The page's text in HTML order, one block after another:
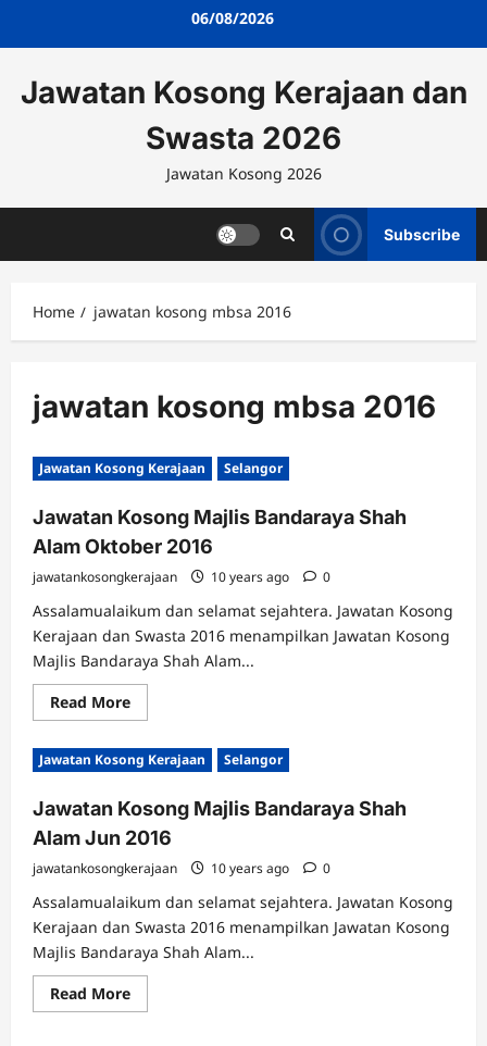
06/08/2026
Jawatan Kosong Kerajaan dan
Swasta 2026
Jawatan Kosong 2026
Subscribe
Home jawatan kosong mbsa 2016
jawatan kosong mbsa 2016
Jawatan Kosong Kerajaan Selangor
Jawatan Kosong Majlis Bandaraya Shah
Alam Oktober 2016
jawatankosongkerajaan 10 years ago 0
Assalamualaikum dan selamat sejahtera. Jawatan Kosong
Kerajaan dan Swasta 2016 menampilkan Jawatan Kosong
Majlis Bandaraya Shah Alam...
Read MoreRead
more
Jawatan
Kosong
Majlis
Shah
Alam
Oktober
2016
Jawatan Kosong Kerajaan Selangor
Jawatan Kosong Majlis Bandaraya Shah
Alam Jun 2016
jawatankosongkerajaan 10 years ago 0
Assalamualaikum dan selamat sejahtera. Jawatan Kosong
Kerajaan dan Swasta 2016 menampilkan Jawatan Kosong
Majlis Bandaraya Shah Alam...
Read MoreRead
more